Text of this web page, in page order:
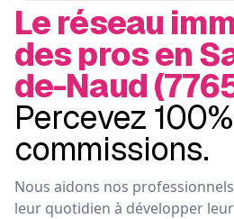
Le réseau
des pros en
de-Naud
Percevez
commissions.
Nous aidons nos
leur quotidien à développer